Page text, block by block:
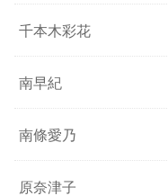
千本木彩花
南早紀
南條愛乃
原奈津子